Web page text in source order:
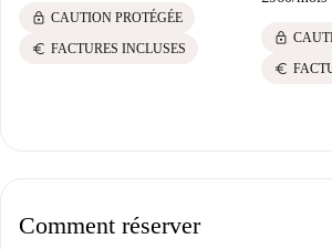
lock CAUTION PROTÉGÉE
euro FACTURES INCLUSES
lock
euro
Comment réserver